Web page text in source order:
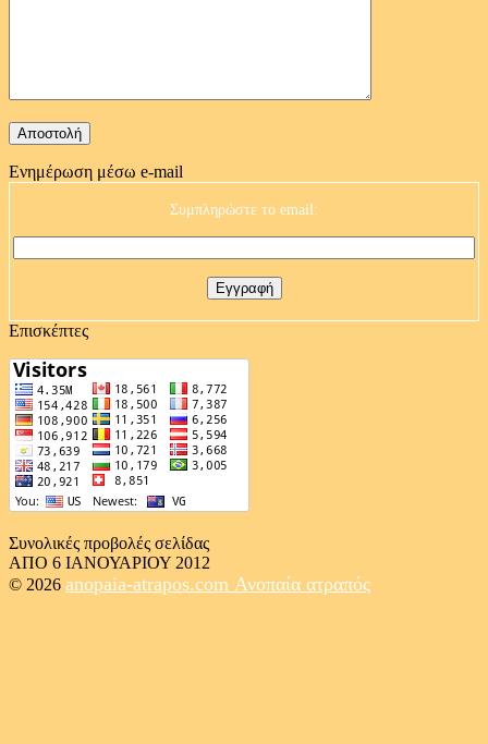
Ενημέρωση μέσω e-mail
Συμπληρώστε το email:
Επισκέπτες
Συνολικές προβολές σελίδας
ΑΠΟ 6 ΙΑΝΟΥΑΡΙΟΥ 2012
© 2026 anopaia-atrapos.com Ανοπαία ατραπός